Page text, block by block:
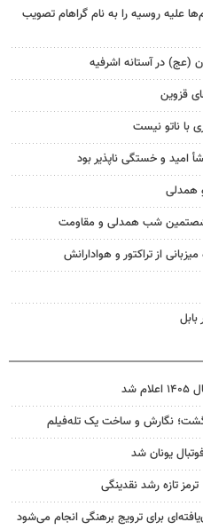
علیه روسیه را به نام گراهام تصویب
(عج) در آستانه اشرفیه
قزوین
با ناتو نیست
امید و خستگی‌ ناپذیر بود
شب همدلی و مقاومت
میزبانی از تراکتور و هوادارانش
نگارش و ساخت یک تله‌فیلم
یونان شد
تازه رشد نقدینگی
برای ترویج برهنگی انجام می‌شود